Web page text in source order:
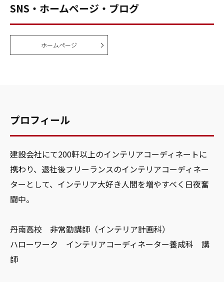
SNS・ホームページ・ブログ
ホームページ
プロフィール
建設会社にて200軒以上のインテリアコーディネートに
携わり、退社後フリーランスのインテリアコーディネー
ターとして、インテリア大好き人間を増やすべく日夜奮
闘中。
丹南高校 非常勤講師（インテリア計画科）
ハローワーク インテリアコーディネーター養成科 講
師